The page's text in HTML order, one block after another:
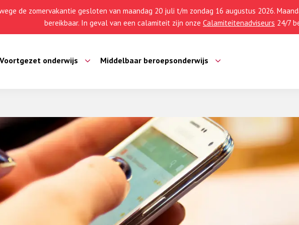
de zomervakantie gesloten van maandag 20 juli t/m zondag 16 augustus 2026.
bereikbaar. In geval van een calamiteit zijn onze Calamiteitenadviseurs 24/7
Voortgezet onderwijs Middelbaar beroepsonderwijs